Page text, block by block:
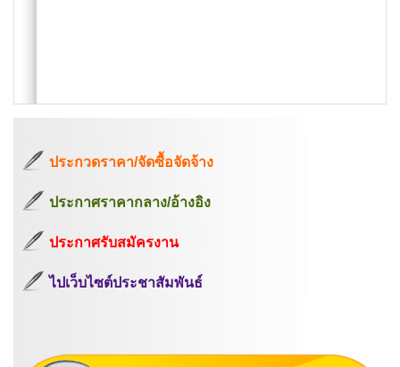
ประกวดราคา/จัดซื้อจัดจ้าง
ประกาศราคากลาง/อ้างอิง
ประกาศรับสมัครงาน
ไปเว็บไซต์ประชาสัมพันธ์